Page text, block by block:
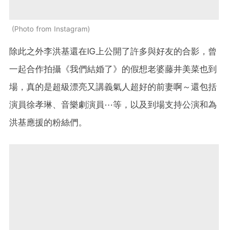
Photo from Instagram
除此之外李洪基還在IG上公開了許多與好友的合影，曾
一起合作拍攝《我們結婚了》的假想老婆藤井美菜也到
場，真的是超級漂亮又講義氣人超好的前妻啊～還包括
演員徐孝琳、音樂劇演員⋯等，以及到場支持公演和為
洪基應援的粉絲們。